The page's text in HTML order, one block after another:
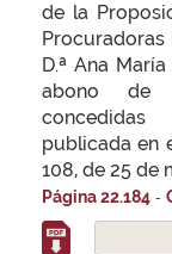
de la
Procuradoras
D.ª Ana
abono de
publicada en
108, de 25 de
Página 22.184 -